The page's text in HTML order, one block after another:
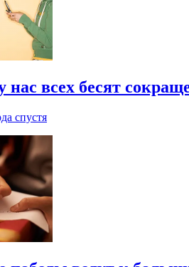
нас всех бесят
спустя